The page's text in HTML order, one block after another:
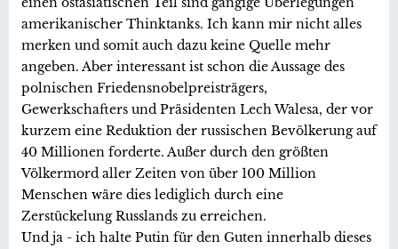
amerikanischer Thinktanks. Ich kann mir nicht alles
merken und somit auch dazu keine Quelle mehr
angeben. Aber interessant ist schon die Aussage des
polnischen Friedensnobelpreisträgers,
Gewerkschafters und Präsidenten Lech Walesa, der vor
kurzem eine Reduktion der russischen Bevölkerung auf
40 Millionen forderte. Außer durch den größten
Völkermord aller Zeiten von über 100 Million
Menschen wäre dies lediglich durch eine
Zerstückelung Russlands zu erreichen.
Und ja - ich halte Putin für den Guten innerhalb dieses